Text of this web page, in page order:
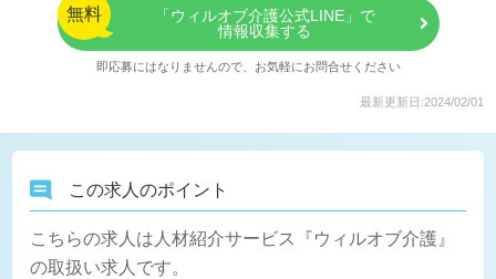
無料
「ウィルオブ介護公式LINE」で
情報収集する
即応募にはなりませんので、お気軽にお問合せください
最新更新日:2024/02/01
この求人のポイント
こちらの求人は人材紹介サービス『ウィルオブ介護』
の取扱い求人です。